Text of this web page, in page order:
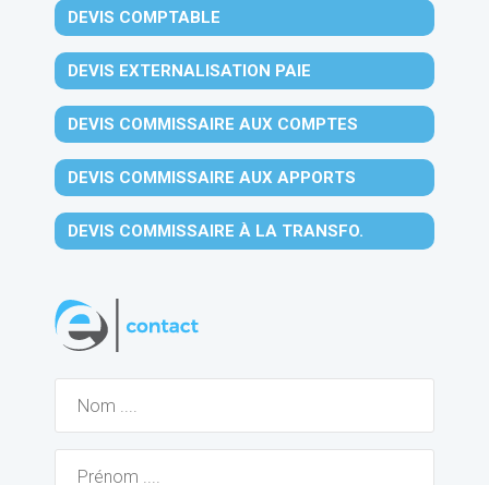
DEVIS COMPTABLE
DEVIS EXTERNALISATION PAIE
DEVIS COMMISSAIRE AUX COMPTES
DEVIS COMMISSAIRE AUX APPORTS
DEVIS COMMISSAIRE À LA TRANSFO.